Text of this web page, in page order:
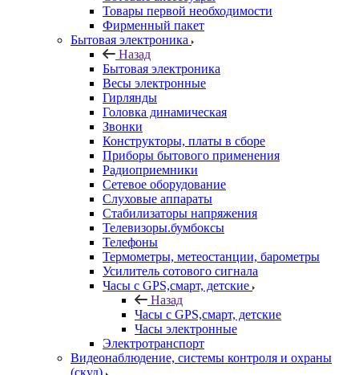
Товары первой необходимости
Фирменный пакет
Бытовая электроника
Назад
Бытовая электроника
Весы электронные
Гирлянды
Головка динамическая
Звонки
Конструкторы, платы в сборе
Приборы бытового применения
Радиоприемники
Сетевое оборудование
Слуховые аппараты
Стабилизаторы напряжения
Телевизоры.бумбоксы
Телефоны
Термометры, метеостанции, барометры
Усилитель сотового сигнала
Часы с GPS,смарт, детские
Назад
Часы с GPS,смарт, детские
Часы электронные
Электротранспорт
Видеонаблюдение, системы контроля и охраны
(скуд)